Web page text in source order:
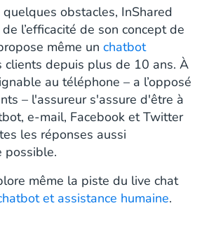
obstacles, InShared
l’efficacité de son concept de
même un chatbot
clients depuis plus de 10 ans. À
au téléphone – a l’opposé
– l'assureur s'assure d'être à
e-mail, Facebook et Twitter
les réponses aussi
possible.
même la piste du live chat
et assistance humaine.